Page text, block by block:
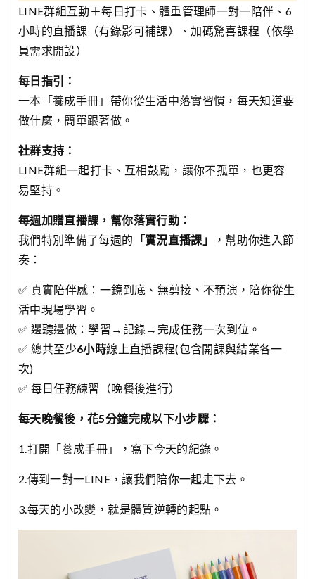
LINE群組互動＋每日打卡、體重管理師一對一陪伴、6
小時的直播課（有錄影可補課）、加碼驚喜課程（依學
員需求開設）
每日指引：
一本「養成手冊」帶你從生活中落實習慣，每天知道要
做什麼，簡單跟著做。
社群支持：
LINE群組一起打卡、互相鼓勵，讓你不孤單，也更容
易堅持。
每週加贈直播課，幫你落實行動：
我們特別準備了每週的 「實況直播課」
，幫助你進入節
奏：
✅ 真實陪伴感：一鏡到底、無剪接、不預演，陪你從生
活中現場學習。
✅ 邊聽邊做：學習→記錄→完成任務一次到位。
✅ 總共至少6小時線上直播課程(包含開課與結業各一
次)
✅ 每日任務練習（晚餐後進行）
每天晚餐後，花5分鐘完成以下小步驟：
1.打開「養成手冊」，寫下今天的紀錄。
2.傳到一對一LINE，讓我們陪你一起走下去。
3.每天的小改變，就是體質逆轉的起點。